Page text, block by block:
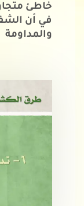
خاطئ
في أن
والمداومة